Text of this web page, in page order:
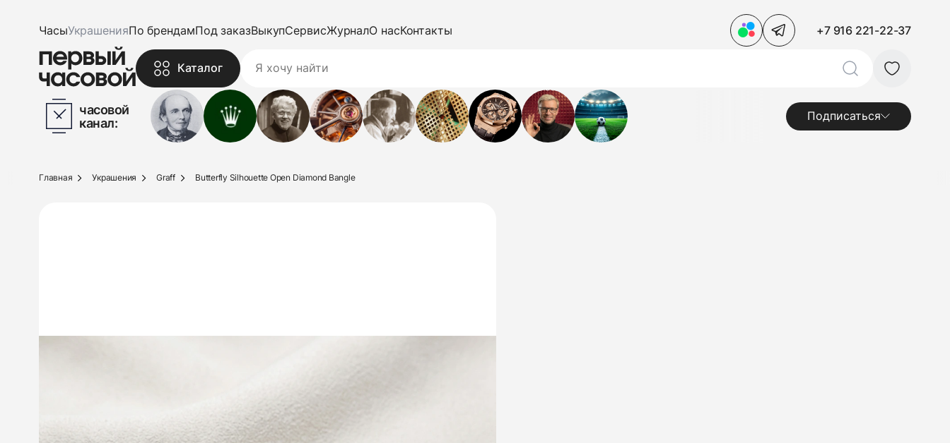
ЧасыУкрашенияПо брендамПод заказВыкупСервисЖурналО насКонтакты +7 916 221-22-37
Каталог
часовой
канал:
Подписаться
Главная Украшения Graff Butterfly Silhouette Open Diamond Bangle